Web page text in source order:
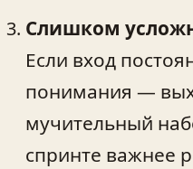
Слишком
Если вход
понимания —
мучительный
спринте важнее